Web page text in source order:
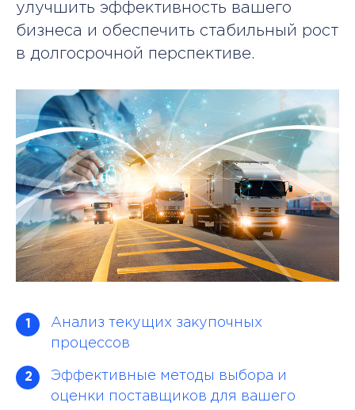
улучшить эффективность вашего
бизнеса и обеспечить стабильный рост
в долгосрочной перспективе.
1
Анализ текущих закупочных
процессов
2
Эффективные методы выбора и
оценки поставщиков для вашего